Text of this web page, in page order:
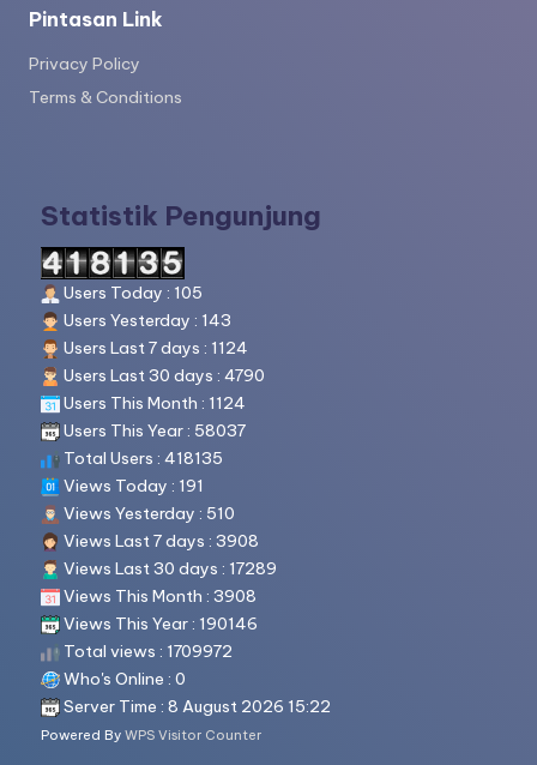
-
w
o
s
h
e
e
t
m
e
m
b
a
c
a
d
a
Pintasan Link
Privacy Policy
Terms & Conditions
Statistik Pengunjung
Users Today : 105
Users Yesterday : 143
Users Last 7 days : 1124
Users Last 30 days : 4790
Users This Month : 1124
Users This Year : 58037
Total Users : 418135
Views Today : 191
Views Yesterday : 510
Views Last 7 days : 3908
Views Last 30 days : 17289
Views This Month : 3908
Views This Year : 190146
Total views : 1709972
Who's Online : 0
Server Time : 8 August 2026 15:22
Powered By WPS Visitor Counter